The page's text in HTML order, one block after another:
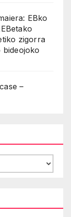
EBko
zigorra
bideojoko
–